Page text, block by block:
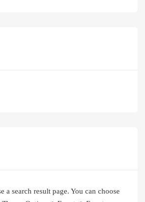
a search result page. You can choose